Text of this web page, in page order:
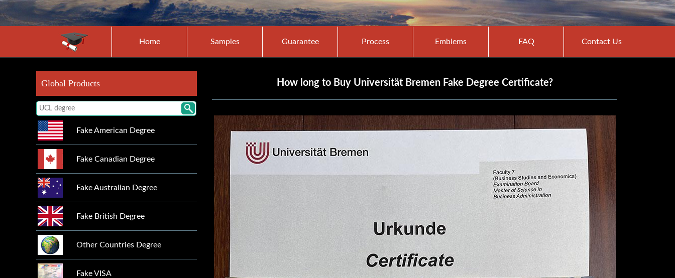
Home Samples Guarantee Process Emblems FAQ Contact Us
Global Products
Fake American Degree
Fake Canadian Degree
Fake Australian Degree
Fake British Degree
Other Countries Degree
Fake VISA
How long to Buy Universität Bremen Fake Degree Certificate?